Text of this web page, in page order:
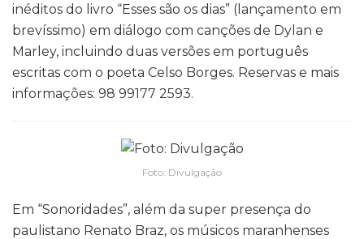
inéditos do livro “Esses são os dias” (lançamento em
brevíssimo) em diálogo com canções de Dylan e
Marley, incluindo duas versões em português
escritas com o poeta Celso Borges. Reservas e mais
informações: 98 99177 2593.
Foto: Divulgação
Em “Sonoridades”, além da super presença do
paulistano Renato Braz, os músicos maranhenses